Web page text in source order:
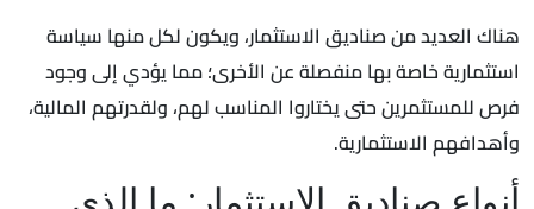
هناك العديد من صناديق الاستثمار، ويكون لكل منها سياسة
استثمارية خاصة بها منفصلة عن الأخرى؛ مما يؤدي إلى وجود
فرص للمستثمرين حتى يختاروا المناسب لهم، ولقدرتهم المالية،
وأهدافهم الاستثمارية.